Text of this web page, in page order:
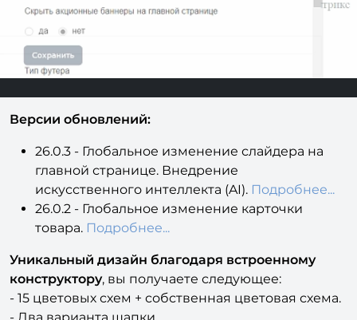
26.0.3 - Глобальное изменение слайдера на
главной странице. Внедрение
искусственного интеллекта (AI).
Подробнее...
26.0.2 - Глобальное изменение карточки
товара.Подробнее...
Уникальный дизайн благодаря встроенному
конструктору
, вы получаете следующее:
- 15 цветовых схем + собственная цветовая схема.
- Два варианта шапки.
- Два варианта основного меню: с фоном и без